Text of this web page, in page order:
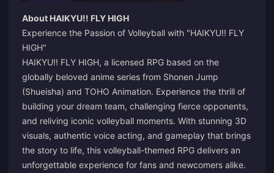
About HAIKYU!! FLY HIGH
Experience the Passion of Volleyball with "HAIKYU!! FLY
HIGH"
HAIKYU!! FLY HIGH, a licensed RPG based on the
globally beloved anime series from Shonen Jump
(Shueisha) and TOHO Animation. Experience the thrill of
building your dream team, challenging fierce opponents,
and reliving iconic volleyball moments. With stunning 3D
visuals, authentic voice acting, and gameplay that brings
the story to life, this volleyball-themed RPG delivers an
unforgettable experience for fans and newcomers alike.